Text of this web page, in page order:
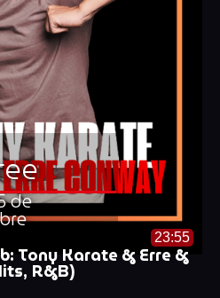
de
23:55
Tony Karate & Erre &
R&B)